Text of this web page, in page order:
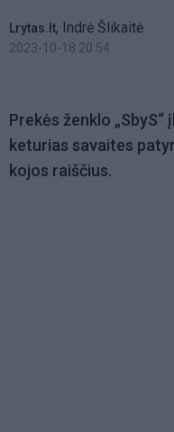
Lrytas.lt, Indrė Šlikaitė
2023-10-18 20:54
Prekės ženklo
keturias savaites
kojos raiščius.